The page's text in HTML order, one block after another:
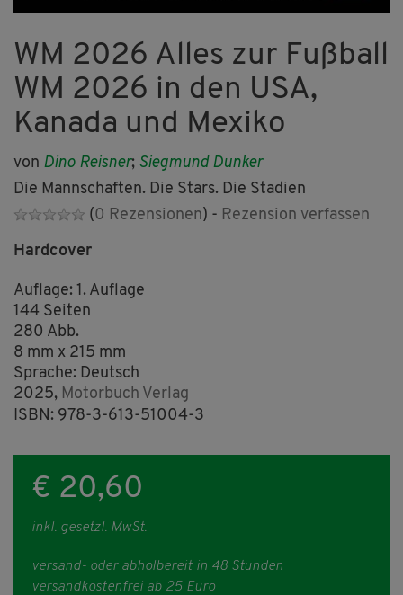
WM 2026 Alles zur Fußball
WM 2026 in den USA,
Kanada und Mexiko
von Dino Reisner; Siegmund Dunker
Die Mannschaften. Die Stars. Die Stadien
(0 Rezensionen) - Rezension verfassen
Hardcover
Auflage: 1. Auflage
144 Seiten
280 Abb.
8 mm x 215 mm
Sprache: Deutsch
2025, Motorbuch Verlag
ISBN: 978-3-613-51004-3
€ 20,60
inkl. gesetzl. MwSt.
versand- oder abholbereit in 48 Stunden
versandkostenfrei ab 25 Euro